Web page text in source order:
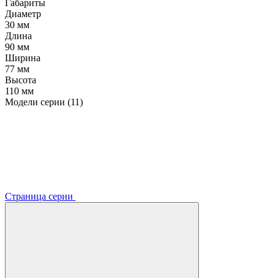
Габариты
Диаметр
30 мм
Длина
90 мм
Ширина
77 мм
Высота
110 мм
Модели серии (11)
Страница серии